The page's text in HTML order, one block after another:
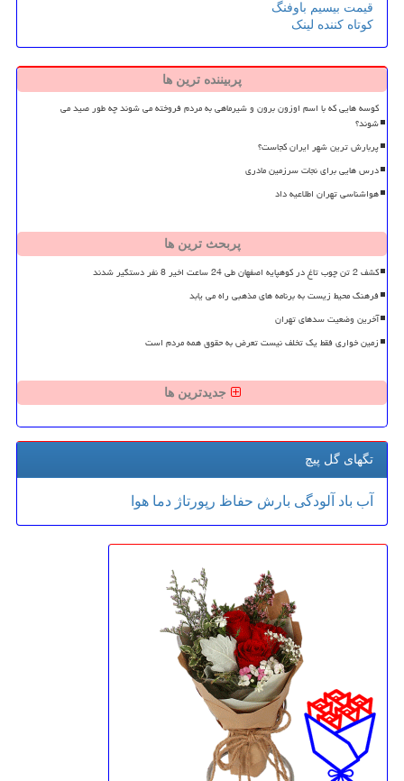
قیمت بیسیم باوفنگ
کوتاه کننده لینک
پربیننده ترین ها
کوسه هایی که با اسم اوزون برون و شیرماهی به مردم فروخته می شوند چه طور صید می
شوند؟
پربارش ترین شهر ایران کجاست؟
درس هایی برای نجات سرزمین مادری
هواشناسی تهران اطلاعیه داد
پربحث ترین ها
کشف 2 تن چوب تاغ در کوهپایه اصفهان طی 24 ساعت اخیر 8 نفر دستگیر شدند
فرهنگ محیط زیست به برنامه های مذهبی راه می یابد
آخرین وضعیت سدهای تهران
زمین خواری فقط یک تخلف نیست تعرض به حقوق همه مردم است
جدیدترین ها
تگهای گل پیچ
آب باد آلودگی بارش حفاظ رپورتاژ دما هوا